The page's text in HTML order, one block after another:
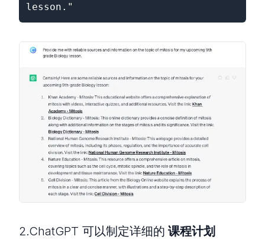
lesson."
2.ChatGPT 可以制定详细的 课程计划